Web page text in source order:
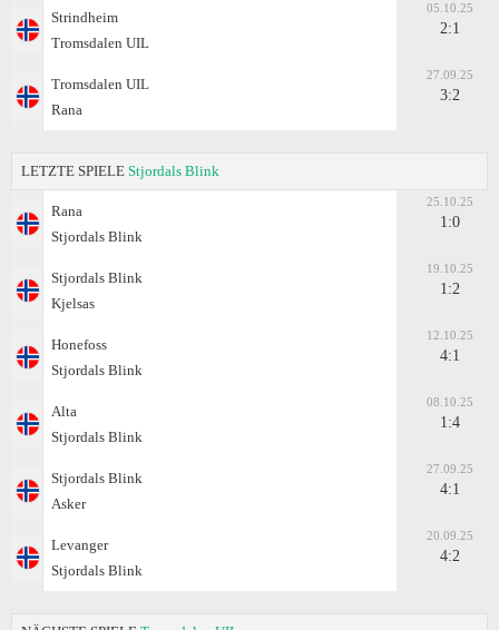
Strindheim
Tromsdalen UIL
05.10.25
2:1
Tromsdalen UIL
Rana
27.09.25
3:2
LETZTE SPIELE Stjordals Blink
Rana
Stjordals Blink
25.10.25
1:0
Stjordals Blink
Kjelsas
19.10.25
1:2
Honefoss
Stjordals Blink
12.10.25
4:1
Alta
Stjordals Blink
08.10.25
1:4
Stjordals Blink
Asker
27.09.25
4:1
Levanger
Stjordals Blink
20.09.25
4:2